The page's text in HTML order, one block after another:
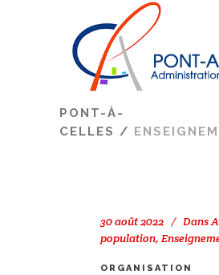
PONT-À-
CELLES /
30 août 2022 Dans
population,
ORGANISATION